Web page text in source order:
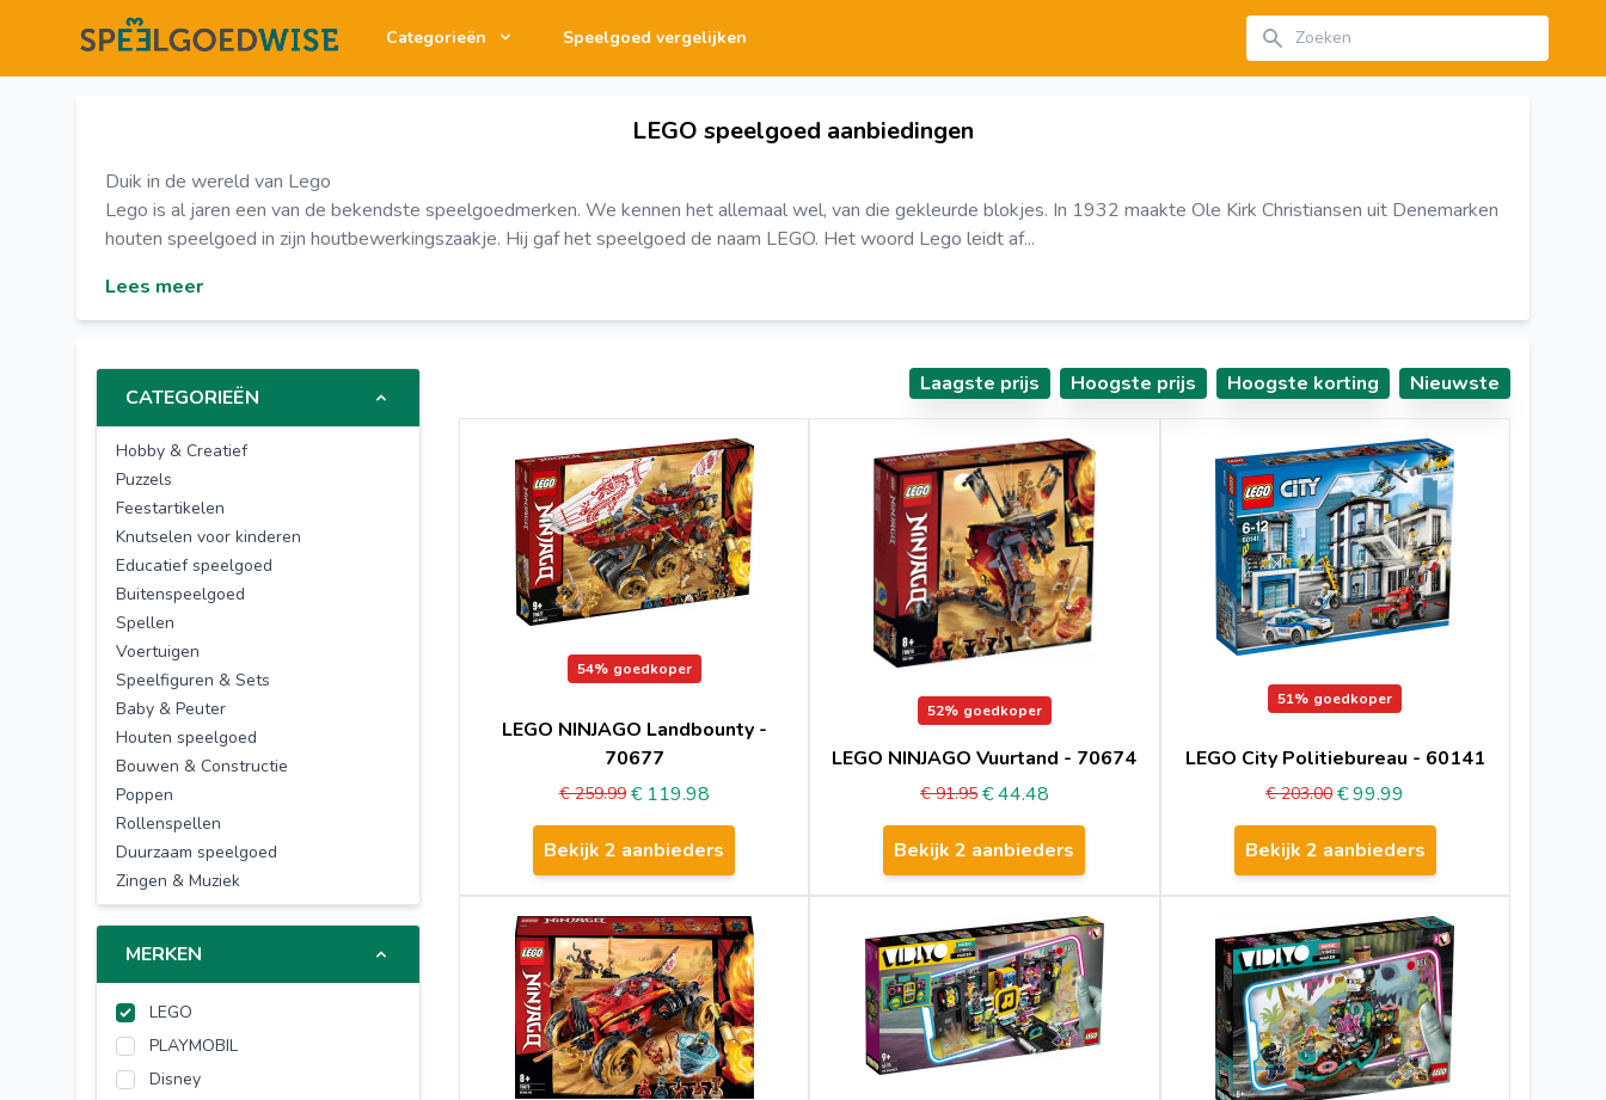
Categorieën Speelgoed vergelijken Zoeken
LEGO speelgoed aanbiedingen
Duik in de wereld van Lego
Lego is al jaren een van de bekendste speelgoedmerken. We kennen het allemaal wel, van die gekleurde blokjes. In 1932 maakte Ole Kirk Christiansen uit Denemarken
houten speelgoed in zijn houtbewerkingszaakje. Hij gaf het speelgoed de naam LEGO. Het woord Lego leidt af...
Lees meer
CATEGORIEËN
Hobby & Creatief
Puzzels
Feestartikelen
Knutselen voor kinderen
Educatief speelgoed
Buitenspeelgoed
Spellen
Voertuigen
Speelfiguren & Sets
Baby & Peuter
Houten speelgoed
Bouwen & Constructie
Poppen
Rollenspellen
Duurzaam speelgoed
Zingen & Muziek
MERKEN
LEGO
PLAYMOBIL
Disney
Laagste prijs Hoogste prijs Hoogste korting Nieuwste
54% goedkoper
LEGO NINJAGO Landbounty -
70677
€ 259.99 € 119.98
Bekijk 2 aanbieders
52% goedkoper
LEGO NINJAGO Vuurtand - 70674
€ 91.95 € 44.48
Bekijk 2 aanbieders
51% goedkoper
LEGO City Politiebureau - 60141
€ 203.00 € 99.99
Bekijk 2 aanbieders